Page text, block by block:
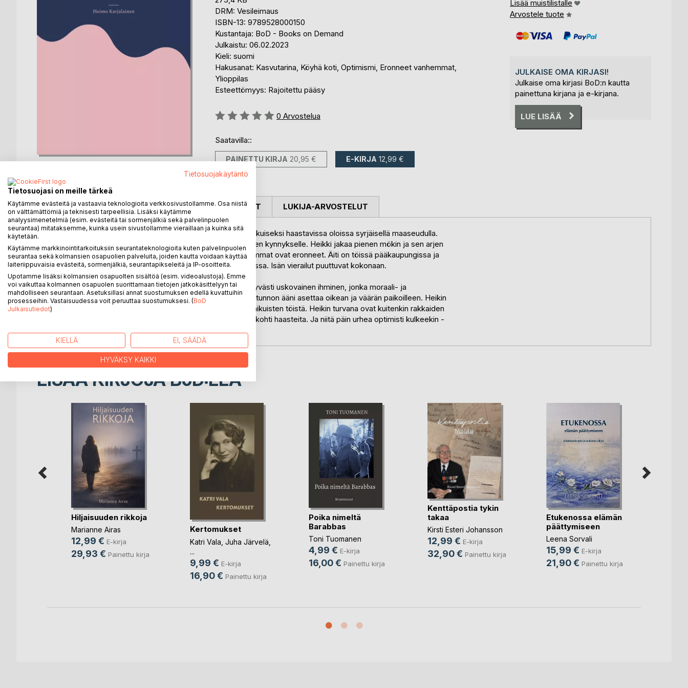
DRM: Vesileimaus
ISBN-13: 9789528000150
Kustantaja: BoD - Books on Demand
Julkaistu: 06.02.2023
Kieli: suomi
Hakusanat: Kasvutarina, Köyhä koti, Optimismi, Eronneet vanhemmat,
Ylioppilas
Esteettömyys: Rajoitettu pääsy
Arvostelu::
0 Arvostelua
Saatavilla::
PAINETTU KIRJA 20,95 € E-KIRJA 12,99 €
Lisää muistilistalle
Arvostele tuote
JULKAISE OMA KIRJASI!
Julkaise oma kirjasi BoD:n kautta
painettuna kirjana ja e-kirjana.
LUE LISÄÄ
KUVAUS
Elämään uteliaasti suhtautuva pieni poika, Heikki, kasvaa aikuiseksi haastavissa oloissa syrjäisellä maaseudulla.
Heikin matkaa seurataan tämän syntymästä täysi-ikäisyyden kynnykselle. Heikki jakaa pienen mökin ja sen arjen
mummonsa, sisarustensa ja tätinsä kanssa. Lasten vanhemmat ovat eronneet. Äiti on töissä pääkaupungissa ja
vierailut lasten luona rajoittuvat muutamaan kertaan vuodessa. Isän vierailut puuttuvat kokonaan.
Kasvatusvastuun kantava mummo on kouluja käymätön, syvästi uskovainen ihminen, jonka moraali- ja
kasvatusperiaatteet ovat peräisin raamatun opeista. Omantunnon ääni asettaa oikean ja väärän paikoilleen. Heikin
taivalta rasittavat häpeä köyhyydestä ja varhainen vastuu aikuisten töistä. Heikin turvana ovat kuitenkin rakkaiden
läheisten huolenpito ja tuki, joka antaa uskoa ja kannustaa kohti haasteita. Ja niitä päin urhea optimisti kulkeekin -
KIRJAILIJA LEHDISTÖARVOSTELUT LUKIJA-ARVOSTELUT
LISÄÄ KIRJOJA BoD:LLA
Hiljaisuuden rikkoja
Marianne Airas
12,99 € E-kirja
29,93 € Painettu kirja
Kertomukset
Katri Vala Juha Järvelä
...
9,99 € E-kirja
16,90 € Painettu kirja
Poika nimeltä
Barabbas
Toni Tuomanen
4,99 € E-kirja
16,00 € Painettu kirja
Kenttäpostia tykin
takaa
Kirsti Esteri Johansson
12,99 € E-kirja
32,90 € Painettu kirja
Etukenossa elämän
päättymiseen
Leena Sorvali
15,99 € E-kirja
21,90 € Painettu kirja
Tietosuojakäytäntö
Tietosuojasi on meille tärkeä
Käytämme evästeitä ja vastaavia teknologioita verkkosivustollamme. Osa niistä
on välttämättömiä ja teknisesti tarpeellisia. Lisäksi käytämme
analyysimenetelmiä (esim. evästeitä tai sormenjälkiä sekä palvelinpuolen
seurantaa) mitataksemme, kuinka usein sivustollamme vieraillaan ja kuinka sitä
käytetään.
Käytämme markkinointitarkoituksiin seurantateknologioita kuten palvelinpuolen
seurantaa sekä kolmansien osapuolien palveluita, joiden kautta voidaan käyttää
laiteriippuvaisia evästeitä, sormenjälkiä, seurantapikseleitä ja IP-osoitteita.
Upotamme lisäksi kolmansien osapuolten sisältöä (esim. videoalustoja). Emme
voi vaikuttaa kolmannen osapuolen suorittamaan tietojen jatkokäsittelyyn tai
mahdolliseen seurantaan. Asetuksillasi annat suostumuksen edellä kuvattuihin
prosesseihin. Vastaisuudessa voit peruuttaa suostumuksesi. (BoD
Julkaisutiedot)
KIELLÄ EI, SÄÄDÄ
HYVÄKSY KAIKKI